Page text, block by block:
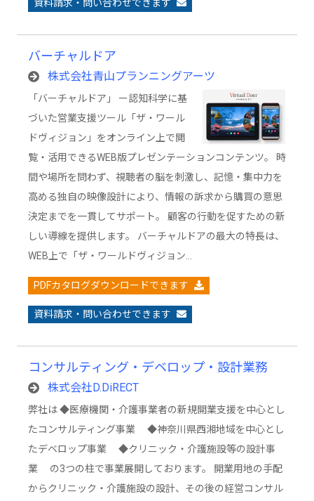
資料請求・問い合わせできます
バーチャルドア
株式会社青山プランニングアーツ
「バーチャルドア」 ー認知科学に基
づいた営業支援ツール「ザ・ワール
ドヴィジョン」をオンライン上で閲
覧・活用できるWEB版プレゼンテーションコンテンツ。 時
間や場所を問わず、視聴者の脳を刺激し、記憶・集中力を
高める独自の映像設計により、情報の訴求から購買の意思
決定までを一貫してサポート。 顧客の行動を促すための新
しい導線を提供します。 バーチャルドアの最大の特長は、
WEB上で「ザ・ワールドヴィジョン…
PDFカタログダウンロードできます
資料請求・問い合わせできます
コンサルティング・デベロップ・設計業務
株式会社D.DiRECT
弊社は ◆医療機関・介護事業者の新規開業支援を中心とし
たコンサルティング事業 ◆神奈川県西湘地域を中心とし
たデベロップ事業 ◆クリニック・介護施設等の設計事
業 の3つの柱で事業展開しております。 開業用地の手配
からクリニック・介護施設の設計、その後の経営コンサル